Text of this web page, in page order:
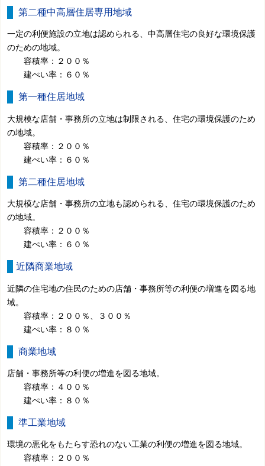
第二種中高層住居専用地域
一定の利便施設の立地は認められる、中高層住宅の良好な環境保護
のための地域。
容積率：２００％
建ぺい率：６０％
第一種住居地域
大規模な店舗・事務所の立地は制限される、住宅の環境保護のため
の地域。
容積率：２００％
建ぺい率：６０％
第二種住居地域
大規模な店舗・事務所の立地も認められる、住宅の環境保護のため
の地域。
容積率：２００％
建ぺい率：６０％
近隣商業地域
近隣の住宅地の住民のための店舗・事務所等の利便の増進を図る地
域。
容積率：２００％、３００％
建ぺい率：８０％
商業地域
店舗・事務所等の利便の増進を図る地域。
容積率：４００％
建ぺい率：８０％
準工業地域
環境の悪化をもたらす恐れのない工業の利便の増進を図る地域。
容積率：２００％